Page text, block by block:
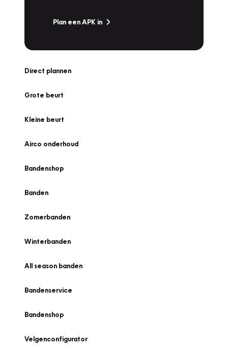
Plan een APK in
Direct plannen
Grote beurt
Kleine beurt
Airco onderhoud
Bandenshop
Banden
Zomerbanden
Winterbanden
All season banden
Bandenservice
Bandenshop
Velgenconfigurator